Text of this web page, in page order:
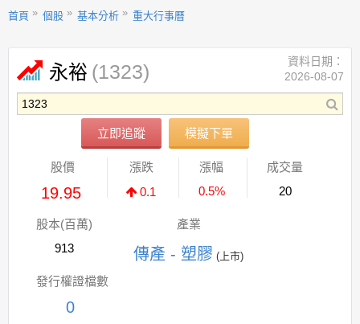
首頁 個股 基本分析 重大行事曆
永裕 (1323)
立即追蹤 模擬下單
資料日期：
2026-08-07
股價
19.95
漲跌
0.1
漲幅
0.5%
成交量
20
股本(百萬)
913
產業
傳產 - 塑膠 (上市)
發行權證檔數
0